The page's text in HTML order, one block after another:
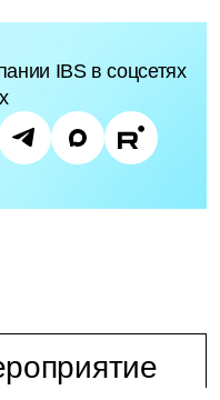
IBS в соцсетях